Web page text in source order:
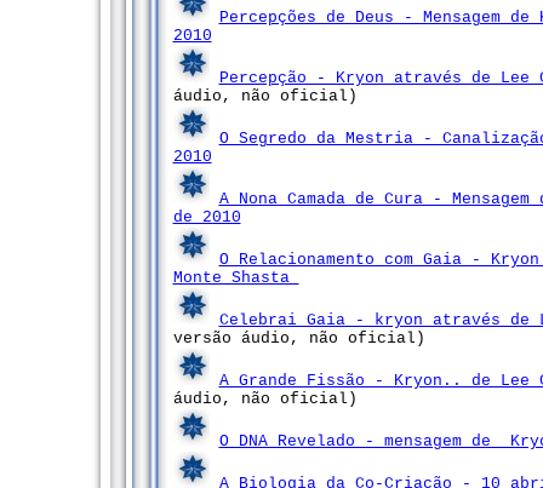
Percepções de Deus - Mensagem
2010
Percepção - Kryon através de
áudio, não oficial)
O Segredo da Mestria -
2010
A Nona Camada de Cura -
de 2010
O Relacionamento com Gaia -
Monte Shasta
Celebrai Gaia - kryon através
versão áudio, não oficial)
A Grande Fissão - Kryon.. de
áudio, não oficial)
O DNA Revelado - mensagem de
A Biologia da Co-Criação - 10